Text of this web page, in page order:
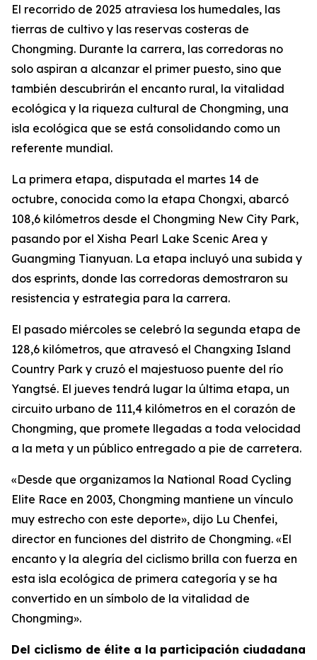
El recorrido de 2025 atraviesa los humedales, las
tierras de cultivo y las reservas costeras de
Chongming. Durante la carrera, las corredoras no
solo aspiran a alcanzar el primer puesto, sino que
también descubrirán el encanto rural, la vitalidad
ecológica y la riqueza cultural de Chongming, una
isla ecológica que se está consolidando como un
referente mundial.
La primera etapa, disputada el martes 14 de
octubre, conocida como la etapa Chongxi, abarcó
108,6 kilómetros desde el Chongming New City Park,
pasando por el Xisha Pearl Lake Scenic Area y
Guangming Tianyuan. La etapa incluyó una subida y
dos esprints, donde las corredoras demostraron su
resistencia y estrategia para la carrera.
El pasado miércoles se celebró la segunda etapa de
128,6 kilómetros, que atravesó el Changxing Island
Country Park y cruzó el majestuoso puente del río
Yangtsé. El jueves tendrá lugar la última etapa, un
circuito urbano de 111,4 kilómetros en el corazón de
Chongming, que promete llegadas a toda velocidad
a la meta y un público entregado a pie de carretera.
«Desde que organizamos la National Road Cycling
Elite Race en 2003, Chongming mantiene un vínculo
muy estrecho con este deporte», dijo Lu Chenfei,
director en funciones del distrito de Chongming. «El
encanto y la alegría del ciclismo brilla con fuerza en
esta isla ecológica de primera categoría y se ha
convertido en un símbolo de la vitalidad de
Chongming».
Del ciclismo de élite a la participación ciudadana